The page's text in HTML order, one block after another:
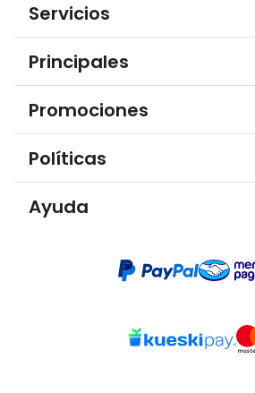
Servicios
Principales
Promociones
Políticas
Ayuda